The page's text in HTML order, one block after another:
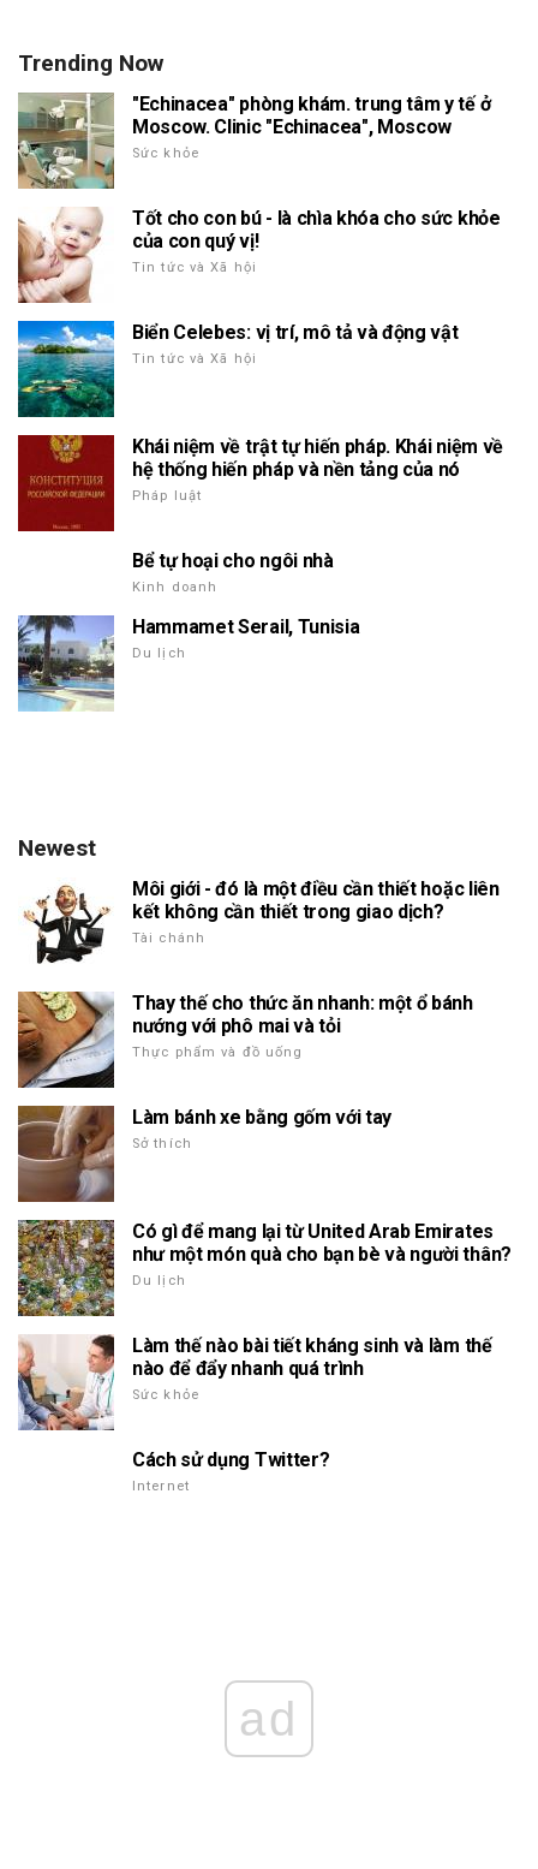
Trending Now
"Echinacea" phòng khám. trung tâm y tế ở
Moscow. Clinic "Echinacea", Moscow
Sức khỏe
Tốt cho con bú - là chìa khóa cho sức khỏe
của con quý vị!
Tin tức và Xã hội
Biển Celebes: vị trí, mô tả và động vật
Tin tức và Xã hội
Khái niệm về trật tự hiến pháp. Khái niệm về
hệ thống hiến pháp và nền tảng của nó
Pháp luật
Bể tự hoại cho ngôi nhà
Kinh doanh
Hammamet Serail, Tunisia
Du lịch
Newest
Môi giới - đó là một điều cần thiết hoặc liên
kết không cần thiết trong giao dịch?
Tài chánh
Thay thế cho thức ăn nhanh: một ổ bánh
nướng với phô mai và tỏi
Thực phẩm và đồ uống
Làm bánh xe bằng gốm với tay
Sở thích
Có gì để mang lại từ United Arab Emirates
như một món quà cho bạn bè và người thân?
Du lịch
Làm thế nào bài tiết kháng sinh và làm thế
nào để đẩy nhanh quá trình
Sức khỏe
Cách sử dụng Twitter?
Internet
ad